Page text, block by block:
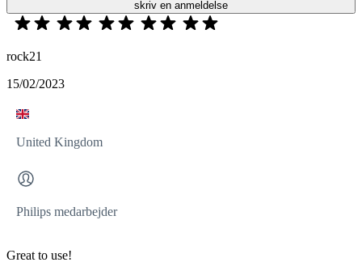
skriv en anmeldelse
rock21
15/02/2023
United Kingdom
Philips medarbejder
Great to use!